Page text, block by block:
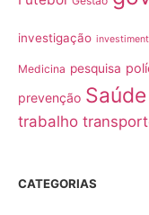
investigação
Medicina pesquisa
prevenção Saúde
trabalho
CATEGORIAS